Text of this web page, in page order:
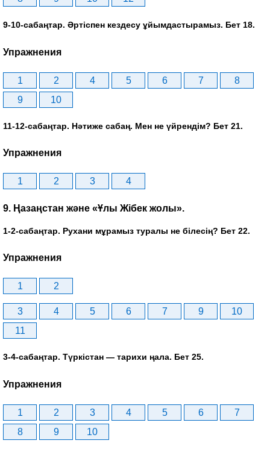
9-10-сабаңтар. Әртіспен кездесу ұйымдастырамыз. Бет 18.
Упражнения
1 2 4 5 6 7
8
9
10
11-12-сабаңтар. Нәтиже сабаң. Мен не үйрендім? Бет 21.
Упражнения
1 2 3 4
9. Ңазаңстан және «Ұлы Жібек жолы».
1-2-сабаңтар. Рухани мұрамыз туралы не білесің? Бет 22.
Упражнения
1 2
3 4 5 6 7 9
10
11
3-4-сабаңтар. Түркістан — тарихи ңала. Бет 25.
Упражнения
1 2 3 4 5 6
7
8
9 10